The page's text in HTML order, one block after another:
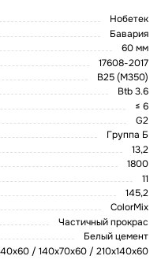
Нобетек
Бавария
60 мм
17608-2017
В25 (М350)
Btb 3.6
≤ 6
G2
Группа Б
13,2
1800
11
145,2
ColorMix
Частичный прокрас
Белый цемент
/ 140х70х60 / 210х140х60